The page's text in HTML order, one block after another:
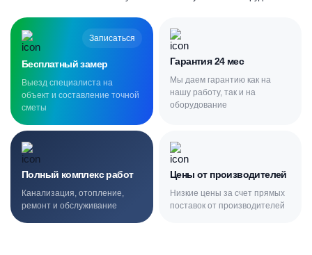
Записаться
Бесплатный замер
Выезд специалиста на
объект и составление точной
сметы
Гарантия 24 мес
Мы даем гарантию как на
нашу работу, так и на
оборудование
Полный комплекс работ
Канализация, отопление,
ремонт и обслуживание
Цены от производителей
Низкие цены за счет прямых
поставок от производителей